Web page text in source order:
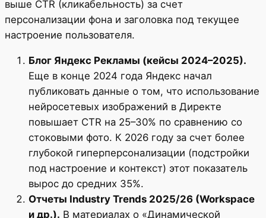
выше CTR (кликабельность) за счет
персонализации фона и заголовка под текущее
настроение пользователя.
Блог Яндекс Рекламы (кейсы 2024–2025).
Еще в конце 2024 года Яндекс начал
публиковать данные о том, что использование
нейросетевых изображений в Директе
повышает CTR на 25–30% по сравнению со
стоковыми фото. К 2026 году за счет более
глубокой гиперперсонализации (подстройки
под настроение и контекст) этот показатель
вырос до средних 35%.
Отчеты Industry Trends 2025/26 (Workspace
и др.). В материалах о «Динамической